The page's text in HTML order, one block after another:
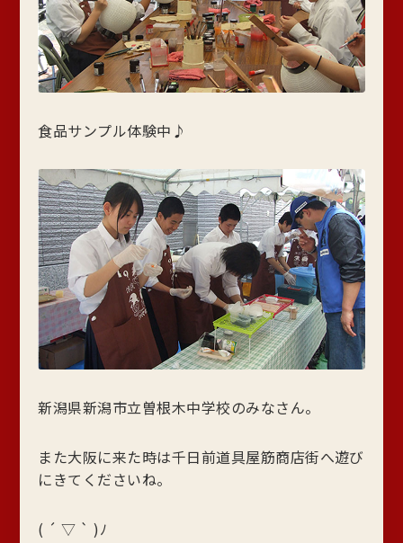
食品サンプル体験中♪
新潟県新潟市立曽根木中学校のみなさん。
また大阪に来た時は千日前道具屋筋商店街へ遊び
にきてくださいね。
( ´ ▽ ` )ﾉ